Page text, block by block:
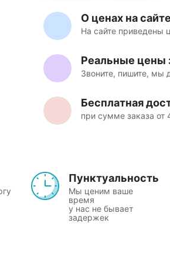
О ценах на сайте
На сайте приведены
Реальные цены
Звоните, пишите, мы
Бесплатная
при сумме заказа от
Пунктуальность
Мы ценим ваше
время
у нас не бывает
задержек